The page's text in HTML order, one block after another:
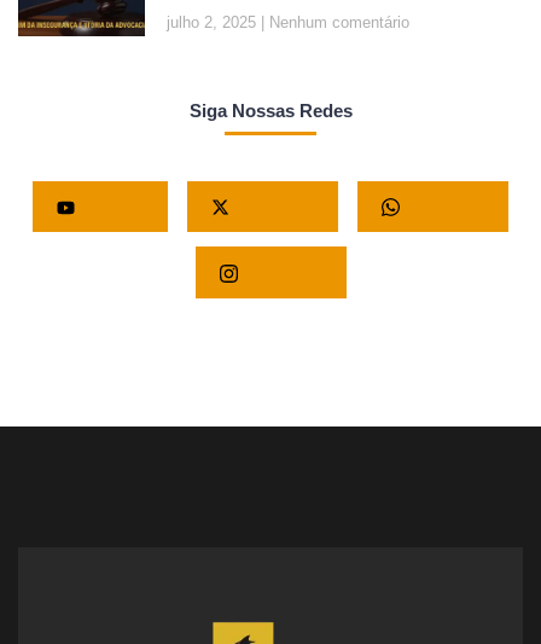
julho 2, 2025 Nenhum comentário
Siga Nossas Redes
Instagram